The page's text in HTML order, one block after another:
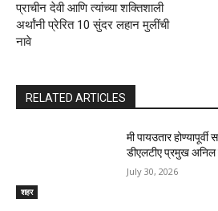
प्राचीन देवी आणि त्यांच्या शक्तिशाली
अर्थांनी प्रेरित 10 सुंदर लहान मुलींची
नावे
RELATED ARTICLES
शहर
मी पायउतार होण्यापूर्वी
डीएलटीए प्रमुख अनिल
July 30, 2026